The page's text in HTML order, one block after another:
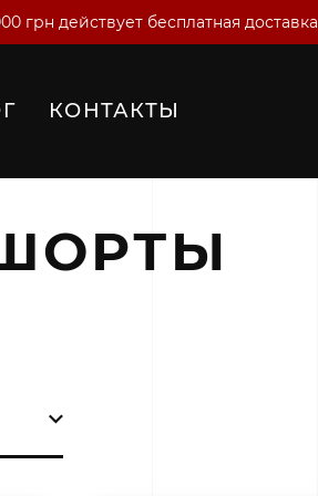
грн действует бесплатная доставка
КОНТАКТЫ